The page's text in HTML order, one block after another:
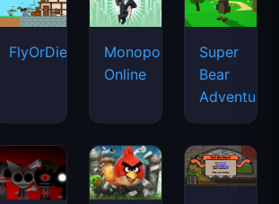
FlyOrDie.io
Monopoly
Online
Super
Bear
Adventure